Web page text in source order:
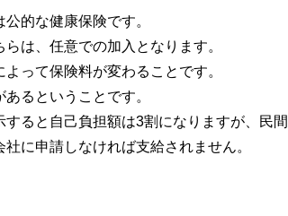
的な健康保険です。
は、任意での加入となります。
って保険料が変わることです。
るということです。
ると自己負担額は3割になりますが、民
に申請しなければ支給されません。